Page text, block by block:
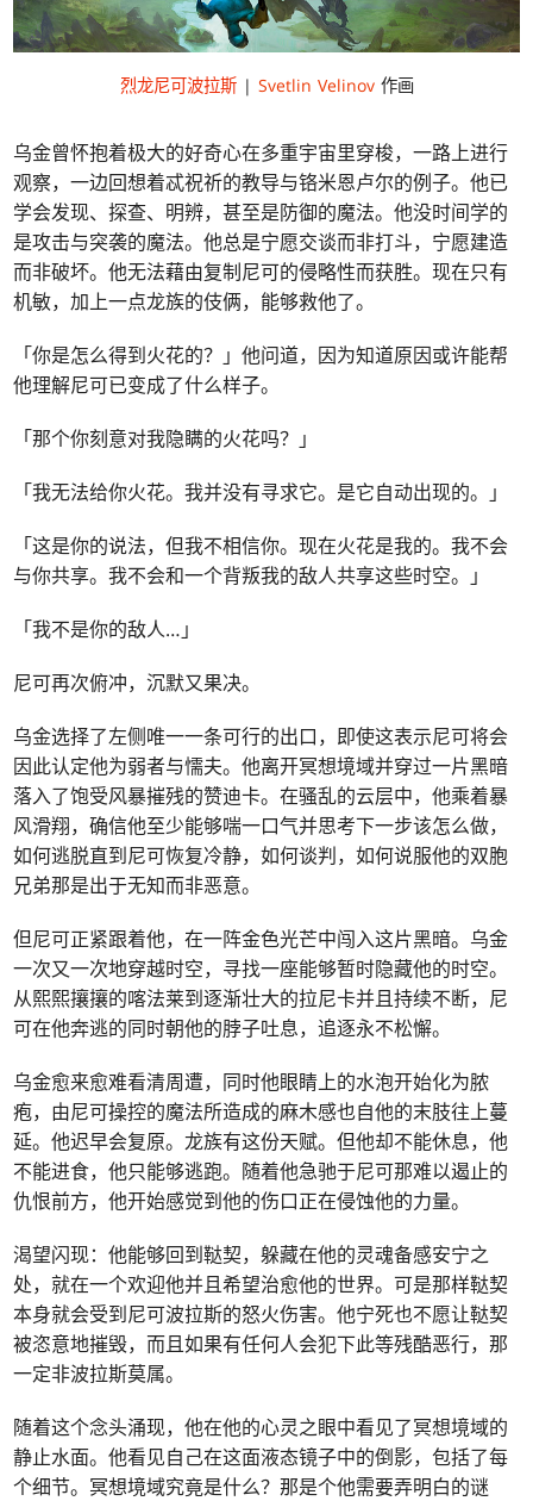
烈龙尼可波拉斯| Svetlin Velinov作画
乌金曾怀抱着极大的好奇心在多重宇宙里穿梭，一路上进行
观察，一边回想着忒祝祈的教导与铬米恩卢尔的例子。他已
学会发现、探查、明辨，甚至是防御的魔法。他没时间学的
是攻击与突袭的魔法。他总是宁愿交谈而非打斗，宁愿建造
而非破坏。他无法藉由复制尼可的侵略性而获胜。现在只有
机敏，加上一点龙族的伎俩，能够救他了。
「你是怎么得到火花的？」他问道，因为知道原因或许能帮
他理解尼可已变成了什么样子。
「那个你刻意对我隐瞒的火花吗？」
「我无法给你火花。我并没有寻求它。是它自动出现的。」
「这是你的说法，但我不相信你。现在火花是我的。我不会
与你共享。我不会和一个背叛我的敌人共享这些时空。」
「我不是你的敌人…」
尼可再次俯冲，沉默又果决。
乌金选择了左侧唯一一条可行的出口，即使这表示尼可将会
因此认定他为弱者与懦夫。他离开冥想境域并穿过一片黑暗
落入了饱受风暴摧残的赞迪卡。在骚乱的云层中，他乘着暴
风滑翔，确信他至少能够喘一口气并思考下一步该怎么做，
如何逃脱直到尼可恢复冷静，如何谈判，如何说服他的双胞
兄弟那是出于无知而非恶意。
但尼可正紧跟着他，在一阵金色光芒中闯入这片黑暗。乌金
一次又一次地穿越时空，寻找一座能够暂时隐藏他的时空。
从熙熙攘攘的喀法莱到逐渐壮大的拉尼卡并且持续不断，尼
可在他奔逃的同时朝他的脖子吐息，追逐永不松懈。
乌金愈来愈难看清周遭，同时他眼睛上的水泡开始化为脓
疱，由尼可操控的魔法所造成的麻木感也自他的末肢往上蔓
延。他迟早会复原。龙族有这份天赋。但他却不能休息，他
不能进食，他只能够逃跑。随着他急驰于尼可那难以遏止的
仇恨前方，他开始感觉到他的伤口正在侵蚀他的力量。
渴望闪现：他能够回到鞑契，躲藏在他的灵魂备感安宁之
处，就在一个欢迎他并且希望治愈他的世界。可是那样鞑契
本身就会受到尼可波拉斯的怒火伤害。他宁死也不愿让鞑契
被恣意地摧毁，而且如果有任何人会犯下此等残酷恶行，那
一定非波拉斯莫属。
随着这个念头涌现，他在他的心灵之眼中看见了冥想境域的
静止水面。他看见自己在这面液态镜子中的倒影，包括了每
个细节。冥想境域究竟是什么？那是个他需要弄明白的谜